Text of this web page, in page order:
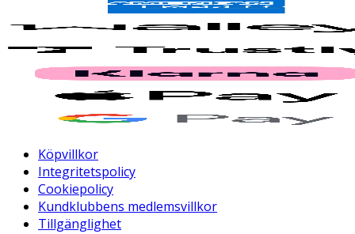
Köpvillkor
Integritetspolicy
Cookiepolicy
Kundklubbens medlemsvillkor
Tillgänglighet